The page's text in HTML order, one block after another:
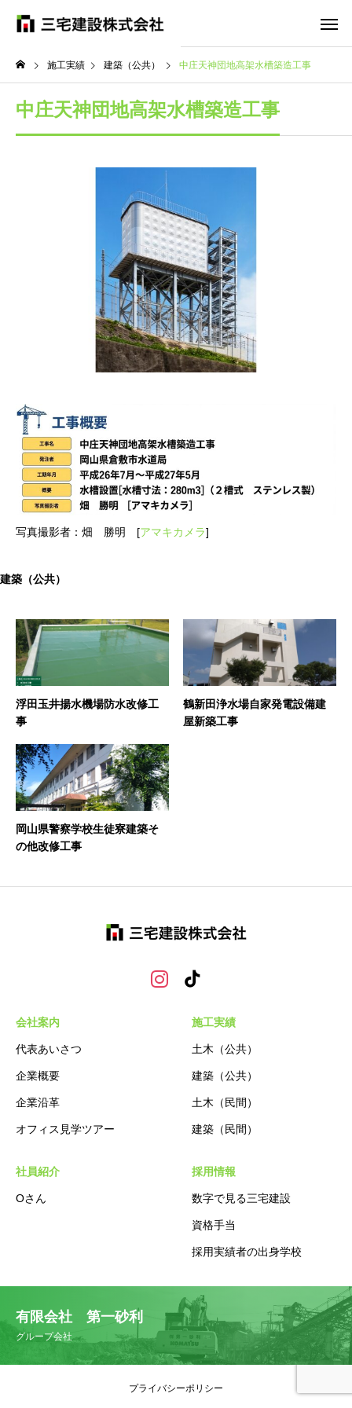
施工実績 建築（公共） 中庄天神団地高架水槽築造工事
中庄天神団地高架水槽築造工事
写真撮影者：畑 勝明 [アマキカメラ]
建築（公共）
浮田玉井揚水機場防水改修工
事
鶴新田浄水場自家発電設備建
屋新築工事
岡山県警察学校生徒寮建築そ
の他改修工事
会社案内
代表あいさつ
企業概要
企業沿革
オフィス見学ツアー
施工実績
土木（公共）
建築（公共）
土木（民間）
建築（民間）
社員紹介
Oさん
採用情報
数字で見る三宅建設
資格手当
採用実績者の出身学校
有限会社 第一砂利
グループ会社
プライバシーポリシー